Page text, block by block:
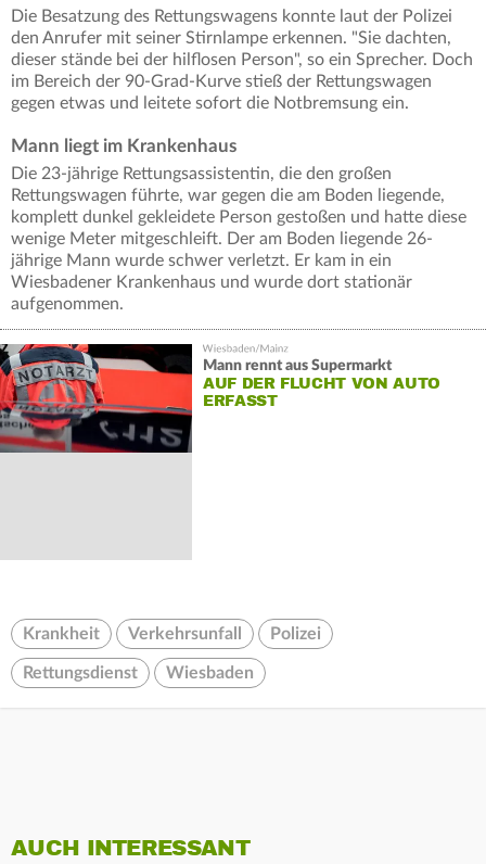
Die Besatzung des Rettungswagens konnte laut der Polizei
den Anrufer mit seiner Stirnlampe erkennen. "Sie dachten,
dieser stände bei der hilflosen Person", so ein Sprecher. Doch
im Bereich der 90-Grad-Kurve stieß der Rettungswagen
gegen etwas und leitete sofort die Notbremsung ein.
Mann liegt im Krankenhaus
Die 23-jährige Rettungsassistentin, die den großen
Rettungswagen führte, war gegen die am Boden liegende,
komplett dunkel gekleidete Person gestoßen und hatte diese
wenige Meter mitgeschleift. Der am Boden liegende 26-
jährige Mann wurde schwer verletzt. Er kam in ein
Wiesbadener Krankenhaus und wurde dort stationär
aufgenommen.
Mann rennt aus Supermarkt
AUF DER FLUCHT VON AUTO
ERFASST
Krankheit Verkehrsunfall Polizei
Rettungsdienst Wiesbaden
AUCH INTERESSANT